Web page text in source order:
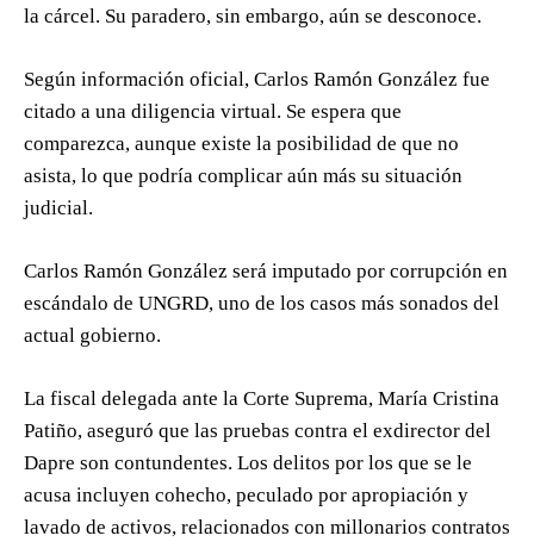
la cárcel. Su paradero, sin embargo, aún se desconoce.
Según información oficial, Carlos Ramón González fue
citado a una diligencia virtual. Se espera que
comparezca, aunque existe la posibilidad de que no
asista, lo que podría complicar aún más su situación
judicial.
Carlos Ramón González será imputado por corrupción en
escándalo de UNGRD, uno de los casos más sonados del
actual gobierno.
La fiscal delegada ante la Corte Suprema, María Cristina
Patiño, aseguró que las pruebas contra el exdirector del
Dapre son contundentes. Los delitos por los que se le
acusa incluyen cohecho, peculado por apropiación y
lavado de activos, relacionados con millonarios contratos